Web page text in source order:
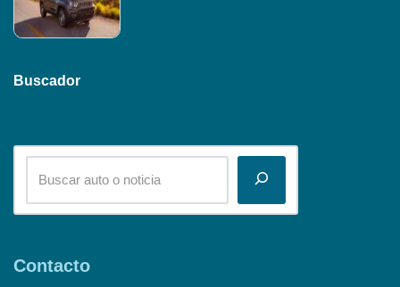
Buscador
Contacto